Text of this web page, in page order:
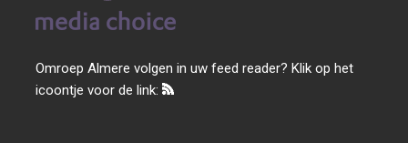
Omroep Almere volgen in uw feed reader? Klik op het
icoontje voor de link: